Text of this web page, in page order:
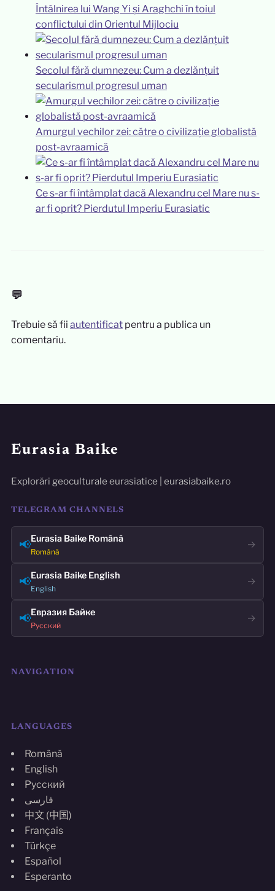
Întâlnirea lui Wang Yi și Araghchi în toiul
conflictului din Orientul Mijlociu
Secolul fără dumnezeu: Cum a dezlănțuit
secularismul progresul uman
Amurgul vechilor zei: către o civilizație globalistă
post-avraamică
Ce s-ar fi întâmplat dacă Alexandru cel Mare nu s-
ar fi oprit? Pierdutul Imperiu Eurasiatic
💬
Trebuie să fii autentificatpentru a publica un
comentariu.
Eurasia Baike
Explorări geoculturale eurasiatice | eurasiabaike.ro
TELEGRAM CHANNELS
📢Eurasia Baike Română
Română
→
📢Eurasia Baike English
English
→
📢Евразия Байке
Русский
→
NAVIGATION
LANGUAGES
Română
English
Русский
فارسی
中文 (中国)
Français
Türkçe
Español
Esperanto